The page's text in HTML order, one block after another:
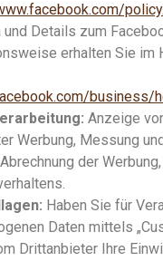
und Details zum
erhalten Sie im
business/
Anzeige
Werbung, Messung
der
Haben Sie für
Daten mittels
Drittanbieter Ihre